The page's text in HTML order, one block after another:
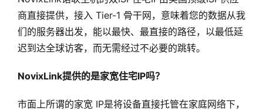
商直接提供，接入 Tier-1 骨干网，意味着您的数据从我
们的服务器出发，能以最快、最直接的路径，以最低延
迟到达全球访客，而无需经过不必要的跳转。
NovixLink提供的是家宽住宅IP吗？
市面上所谓的家宽 IP是将设备直接托管在家庭网络下，